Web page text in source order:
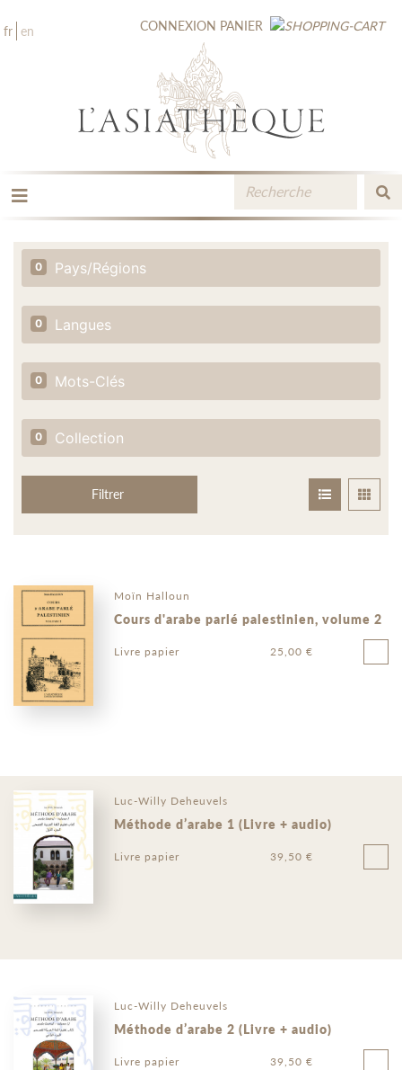
fr en CONNEXION PANIER
LES ÉDITIONS
LA LIBRAIRIE
CATALOGUE
MÉDIATHÈQUE
NOUVEAUTÉS / À PARAÎTRE
0 Pays/Régions
0 Langues
0 Mots-Clés
0 Collection
Filtrer
Moïn Halloun
Cours d'arabe parlé palestinien, volume 2
Livre papier 25,00 €
Luc-Willy Deheuvels
Méthode d’arabe 1 (Livre + audio)
Livre papier 39,50 €
Luc-Willy Deheuvels
Méthode d’arabe 2 (Livre + audio)
Livre papier 39,50 €